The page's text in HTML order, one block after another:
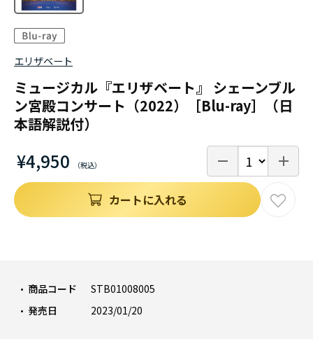
エリザベート
ミュージカル『エリザベート』 シェーンブル
ン宮殿コンサート（2022）［Blu-ray］（日
本語解説付）
¥4,950
商品コード
STB01008005
発売日
2023/01/20
カートに入れる